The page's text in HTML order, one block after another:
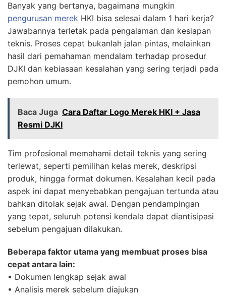
Banyak yang bertanya, bagaimana mungkin
pengurusan merek HKI bisa selesai dalam 1 hari kerja?
Jawabannya terletak pada pengalaman dan kesiapan
teknis. Proses cepat bukanlah jalan pintas, melainkan
hasil dari pemahaman mendalam terhadap prosedur
DJKI dan kebiasaan kesalahan yang sering terjadi pada
pemohon umum.
Baca Juga Cara Daftar Logo Merek HKI + Jasa
Resmi DJKI
Tim profesional memahami detail teknis yang sering
terlewat, seperti pemilihan kelas merek, deskripsi
produk, hingga format dokumen. Kesalahan kecil pada
aspek ini dapat menyebabkan pengajuan tertunda atau
bahkan ditolak sejak awal. Dengan pendampingan
yang tepat, seluruh potensi kendala dapat diantisipasi
sebelum pengajuan dilakukan.
Beberapa faktor utama yang membuat proses bisa
cepat antara lain:
• Dokumen lengkap sejak awal
• Analisis merek sebelum diajukan